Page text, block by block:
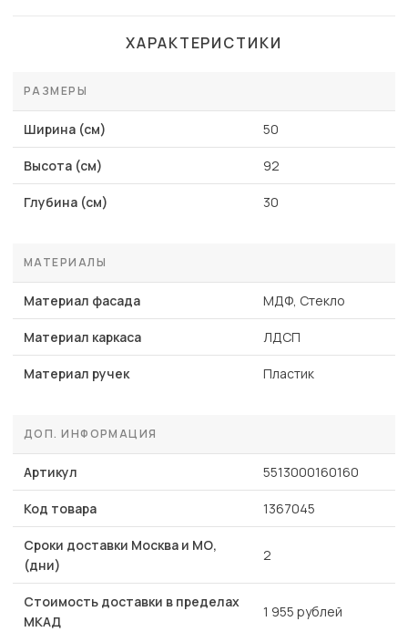
ХАРАКТЕРИСТИКИ
РАЗМЕРЫ
Ширина (см) 50
Высота (см) 92
Глубина (см) 30
МАТЕРИАЛЫ
Материал фасада МДФ, Стекло
Материал каркаса ЛДСП
Материал ручек Пластик
ДОП. ИНФОРМАЦИЯ
Артикул 5513000160160
Код товара 1367045
Сроки доставки Москва и МО,
(дни)
2
Стоимость доставки в пределах
МКАД
1 955 рублей